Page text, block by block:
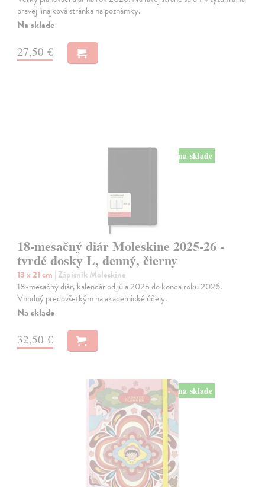
pravej linajková stránka na poznámky.
Na sklade
27,50 €
na sklade
18-mesačný diár Moleskine 2025-26 -
tvrdé dosky L, denný, čierny
13 x 21 cm | Zápisník Moleskine
18-mesačný diár, kalendár od júla 2025 do konca roku 2026.
Vhodný predovšetkým na akademické účely.
Na sklade
32,50 €
na sklade